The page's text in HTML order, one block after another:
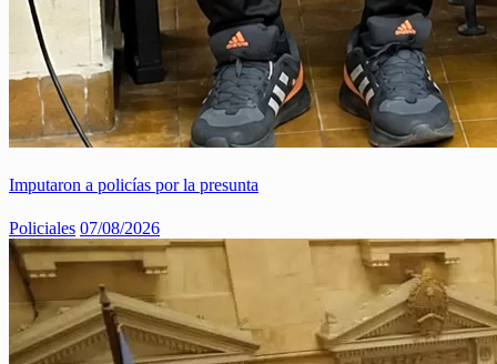
Imputaron a policías por la presunta
Policiales 07/08/2026